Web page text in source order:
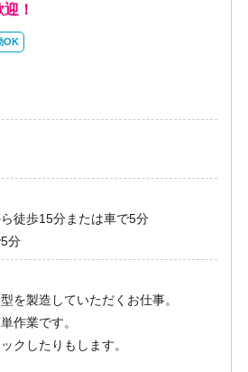
！
OK
徒歩15分または車で5分
分
を製造していただくお仕事。
作業です。
クしたりもします。